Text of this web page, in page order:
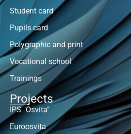
Student card
Pupils card
Polygraphic and print
Vocational school
Trainings
Projects
IPS "Osvita"
Euroosvita